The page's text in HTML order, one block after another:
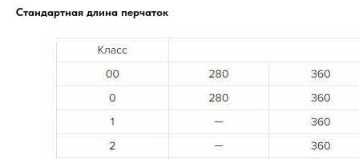
Стандартная длина перчаток